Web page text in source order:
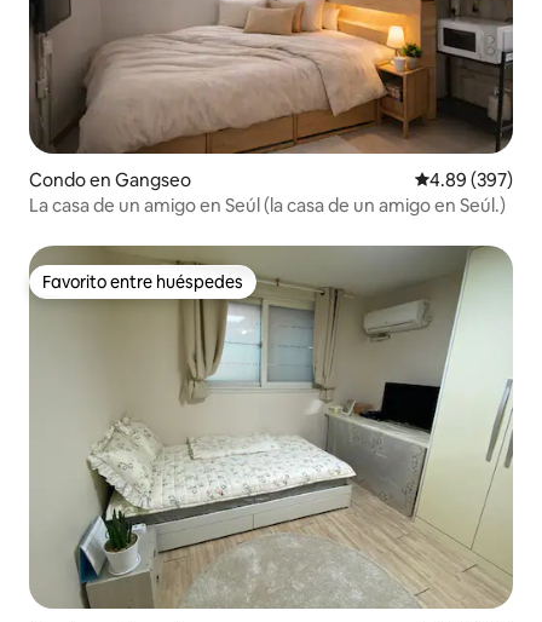
Condo en Gangseo Calificación
4.89 (397)
La casa de un amigo en Seúl (la casa de un amigo en Seúl.)
Favorito entre huéspedes
Favorito entre huéspedes